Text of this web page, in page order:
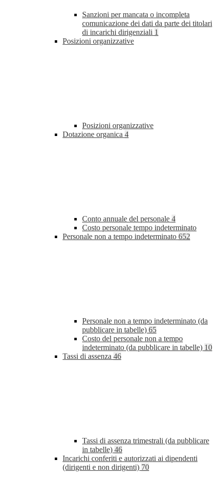
Sanzioni per mancata o incompleta
comunicazione dei dati da parte dei titolari
di incarichi dirigenziali 1
Posizioni organizzative
Posizioni organizzative
Dotazione organica 4
Conto annuale del personale 4
Costo personale tempo indeterminato
Personale non a tempo indeterminato 652
Personale non a tempo indeterminato (da
pubblicare in tabelle) 65
Costo del personale non a tempo
indeterminato (da pubblicare in tabelle) 10
Tassi di assenza 46
Tassi di assenza trimestrali (da pubblicare
in tabelle) 46
Incarichi conferiti e autorizzati ai dipendenti
(dirigenti e non dirigenti) 70